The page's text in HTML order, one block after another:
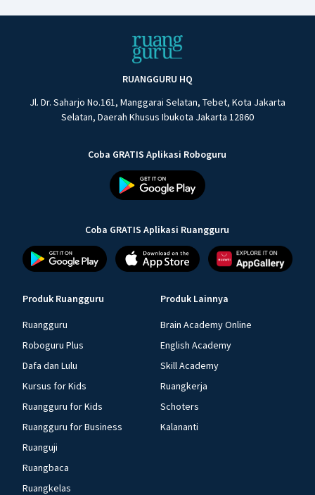
RUANGGURU HQ
Jl. Dr. Saharjo No.161, Manggarai Selatan, Tebet, Kota Jakarta
Selatan, Daerah Khusus Ibukota Jakarta 12860
Coba GRATIS Aplikasi Roboguru
Coba GRATIS Aplikasi Ruangguru
Produk Ruangguru
Ruangguru
Roboguru Plus
Dafa dan Lulu
Kursus for Kids
Ruangguru for Kids
Ruangguru for Business
Ruanguji
Ruangbaca
Ruangkelas
Produk Lainnya
Brain Academy Online
English Academy
Skill Academy
Ruangkerja
Schoters
Kalananti